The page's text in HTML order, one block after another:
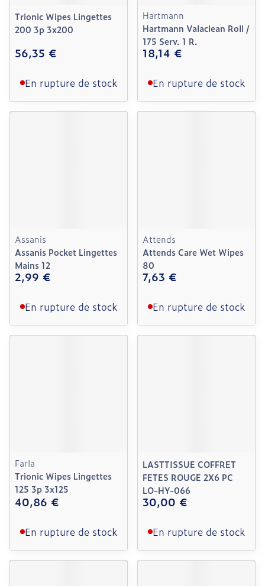
Trionic Wipes Lingettes
200 3p 3x200
56,35 €
En rupture de stock
Hartmann
Hartmann Valaclean Roll /
175 Serv. 1 R.
18,14 €
En rupture de stock
Assanis
Assanis Pocket Lingettes
Mains 12
2,99 €
En rupture de stock
Attends
Attends Care Wet Wipes
80
7,63 €
En rupture de stock
Farla
Trionic Wipes Lingettes
125 3p 3x125
40,86 €
En rupture de stock
LASTTISSUE COFFRET
FETES ROUGE 2X6 PC
LO-HY-066
30,00 €
En rupture de stock